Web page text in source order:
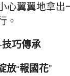
心翼翼地拿出
。
巧傳承
放“報國花”